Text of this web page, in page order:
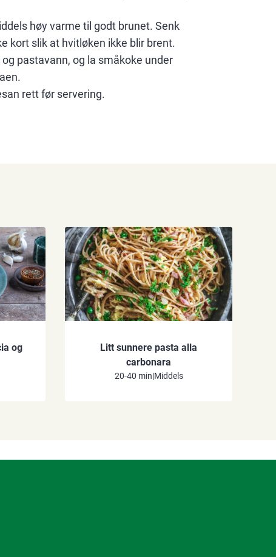
høy varme til godt brunet. Senk
kort slik at hvitløken ikke blir brent.
pastavann, og la småkoke under
rett før servering.
og
Litt sunnere pasta alla
carbonara
20-40 min|Middels